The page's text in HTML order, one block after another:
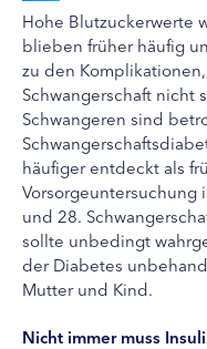
Hohe Blutzuckerwerte
blieben früher häufig
zu den
Schwangerschaft nicht
Schwangeren sind
häufiger entdeckt als
Vorsorgeuntersuchung
und 28.
sollte unbedingt
der Diabetes
Mutter und Kind.
Nicht immer muss